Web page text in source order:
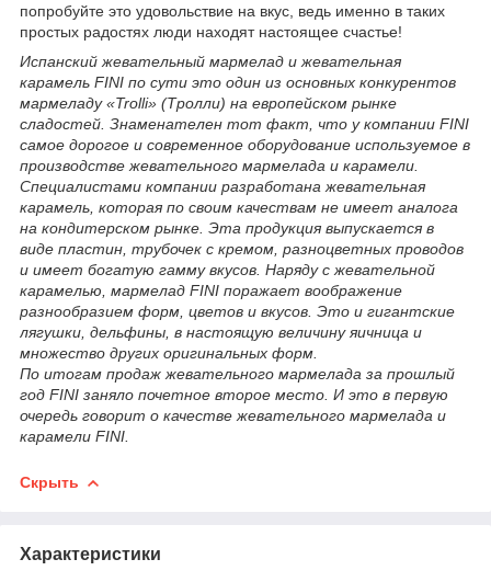
попробуйте это удовольствие на вкус, ведь именно в таких
простых радостях люди находят настоящее счастье!
Испанский жевательный мармелад и жевательная
карамель FINI по сути это один из основных конкурентов
мармеладу «Trolli» (Тролли) на европейском рынке
сладостей. Знаменателен тот факт, что у компании FINI
cамое дорогое и современное оборудование используемое в
производстве жевательного мармелада и карамели.
Специалистами компании разработана жевательная
карамель, которая по своим качествам не имеет аналога
на кондитерском рынке. Эта продукция выпускается в
виде пластин, трубочек с кремом, разноцветных проводов
и имеет богатую гамму вкусов. Наряду с жевательной
карамелью, мармелад FINI поражает воображение
разнообразием форм, цветов и вкусов. Это и гигантские
лягушки, дельфины, в настоящую величину яичница и
множество других оригинальных форм.
По итогам продаж жевательного мармелада за прошлый
год FINI заняло почетное второе место. И это в первую
очередь говорит о качестве жевательного мармелада и
карамели FINI.
Скрыть
Характеристики